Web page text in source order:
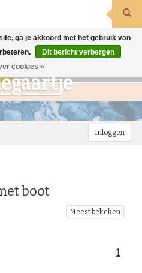
Inloggen
boot
Meest bekeken
1
ga je akkoord met het gebruik van
Dit bericht verbergen
cookies »